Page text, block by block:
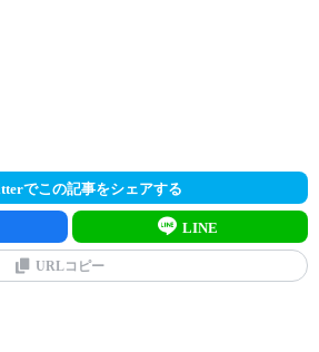
でこの記事をシェアする
LINE
URLコピー